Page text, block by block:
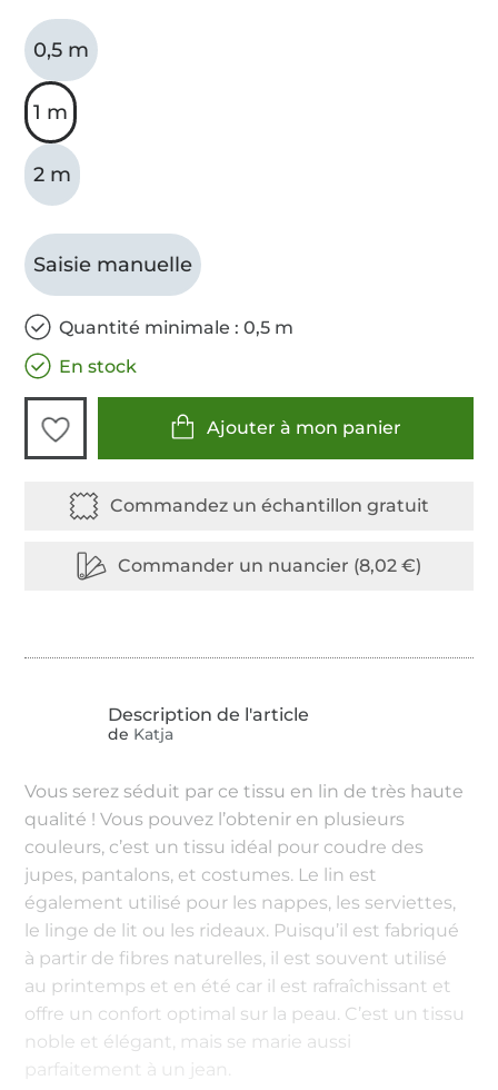
0,5 m
1 m
2 m
Saisie manuelle
Quantité minimale : 0,5 m
En stock
Ajouter à mon panier
de Katja
Vous serez séduit par ce tissu en lin de très haute
qualité ! Vous pouvez l’obtenir en plusieurs
couleurs, c’est un tissu idéal pour coudre des
jupes, pantalons, et costumes. Le lin est
également utilisé pour les nappes, les serviettes,
le linge de lit ou les rideaux. Puisqu’il est fabriqué
à partir de fibres naturelles, il est souvent utilisé
au printemps et en été car il est rafraîchissant et
offre un confort optimal sur la peau. C’est un tissu
noble et élégant, mais se marie aussi
parfaitement à un jean.